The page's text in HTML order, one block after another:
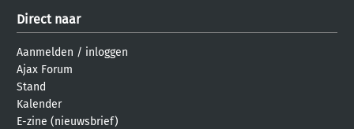
Direct naar
Aanmelden / inloggen
Ajax Forum
Stand
Kalender
E-zine (nieuwsbrief)